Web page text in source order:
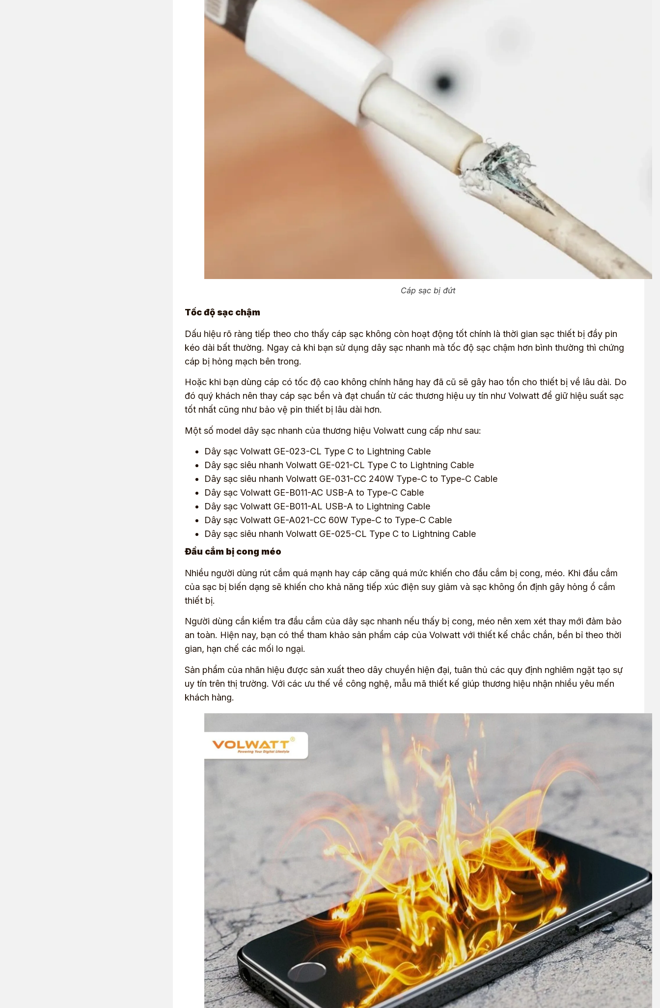
Cáp sạc bị đứt
Tốc độ sạc chậm
Dấu hiệu rõ ràng tiếp theo cho thấy cáp sạc không còn hoạt động tốt chính là thời gian sạc thiết bị đầy pin
kéo dài bất thường. Ngay cả khi bạn sử dụng dây sạc nhanh mà tốc độ sạc chậm hơn bình thường thì chứng
cáp bị hỏng mạch bên trong.
Hoặc khi bạn dùng cáp có tốc độ cao không chính hãng hay đã cũ sẽ gây hao tổn cho thiết bị về lâu dài. Do
đó quý khách nên thay cáp sạc bền và đạt chuẩn từ các thương hiệu uy tín như Volwatt để giữ hiệu suất sạc
tốt nhất cũng như bảo vệ pin thiết bị lâu dài hơn.
Một số model dây sạc nhanh của thương hiệu Volwatt cung cấp như sau:
Dây sạc Volwatt GE-023-CL Type C to Lightning Cable
Dây sạc siêu nhanh Volwatt GE-021-CL Type C to Lightning Cable
Dây sạc siêu nhanh Volwatt GE-031-CC 240W Type-C to Type-C Cable
Dây sạc Volwatt GE-B011-AC USB-A to Type-C Cable
Dây sạc Volwatt GE-B011-AL USB-A to Lightning Cable
Dây sạc Volwatt GE-A021-CC 60W Type-C to Type-C Cable
Dây sạc siêu nhanh Volwatt GE-025-CL Type C to Lightning Cable
Đầu cắm bị cong méo
Nhiều người dùng rút cắm quá mạnh hay cáp căng quá mức khiến cho đầu cắm bị cong, méo. Khi đầu cắm
của sạc bị biến dạng sẽ khiến cho khả năng tiếp xúc điện suy giảm và sạc không ổn định gây hỏng ổ cắm
thiết bị.
Người dùng cần kiểm tra đầu cắm của dây sạc nhanh nếu thấy bị cong, méo nên xem xét thay mới đảm bảo
an toàn. Hiện nay, bạn có thể tham khảo sản phẩm cáp của Volwatt với thiết kế chắc chắn, bền bỉ theo thời
gian, hạn chế các mối lo ngại.
Sản phẩm của nhãn hiệu được sản xuất theo dây chuyền hiện đại, tuân thủ các quy định nghiêm ngặt tạo sự
uy tín trên thị trường. Với các ưu thế về công nghệ, mẫu mã thiết kế giúp thương hiệu nhận nhiều yêu mến
khách hàng.